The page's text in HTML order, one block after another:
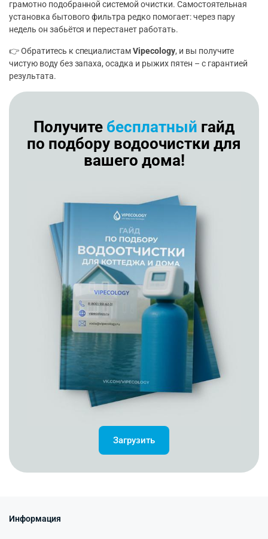
грамотно подобранной системой очистки. Самостоятельная
установка бытового фильтра редко помогает: через пару
недель он забьётся и перестанет работать.
👉 Обратитесь к специалистамVipecology, и вы получите
чистую воду без запаха, осадка и рыжих пятен – с гарантией
результата.
Получите бесплатный гайд
по подбору водоочистки для
вашего дома!
Загрузить
Информация